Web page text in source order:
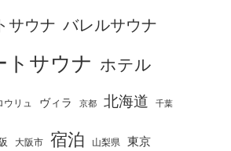
サウナ バレルサウナ
トサウナ ホテル
ウリュ ヴィラ 京都 北海道 千葉
大阪市 宿泊 山梨県 東京